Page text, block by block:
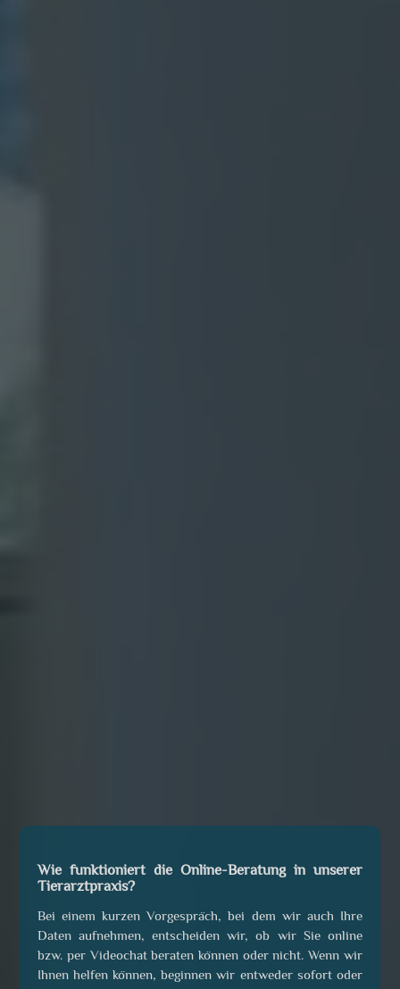
Wie funktioniert die Online-Beratung in unserer
Tierarztpraxis?
Bei einem kurzen Vorgespräch, bei dem wir auch Ihre
Daten aufnehmen, entscheiden wir, ob wir Sie online
bzw. per Videochat beraten können oder nicht. Wenn wir
Ihnen helfen können, beginnen wir entweder sofort oder